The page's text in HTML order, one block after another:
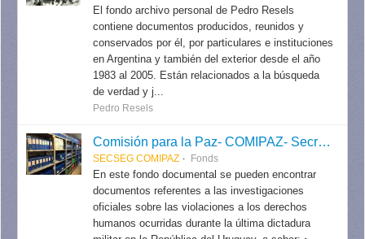
El fondo archivo personal de Pedro Resels
contiene documentos producidos, reunidos y
conservados por él, por particulares e instituciones
en Argentina y también del exterior desde el año
1983 al 2005. Están relacionados a la búsqueda
de verdad y j...
Pedro Resels
Comisión para la Paz- COMIPAZ- Secretaría de Seguimiento / Secretaría de Derechos Humanos para el Pasado Reciente.
SECSEG COMIPAZ Fonds
En este fondo documental se pueden encontrar
documentos referentes a las investigaciones
oficiales sobre las violaciones a los derechos
humanos ocurridas durante la última dictadura